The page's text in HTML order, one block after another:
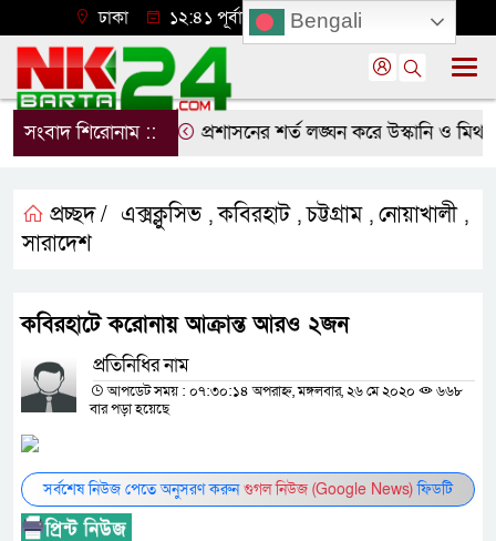
ঢাকা ১২:৪১ পূর্বাহ্ন, শুক্রবার, ০৭ অগাস্ট ২০২৬
সংবাদ শিরোনাম ::
ছাত্রদলের বিক্ষোভ প্রশাসনের শর্ত লঙ্ঘন করে উস্কানি ও
প্রচ্ছদ / এক্সক্লুসিভ ,কবিরহাট ,চট্টগ্রাম , নোয়াখালী ,
সারাদেশ
কবিরহাটে করোনায় আক্রান্ত আরও ২জন
প্রতিনিধির নাম
আপডেট সময় : ০৭:৩০:১৪ অপরাহ্ন, মঙ্গলবার, ২৬ মে ২০২০
৬৬৮
বার পড়া হয়েছে
সর্বশেষ নিউজ পেতে অনুসরণ করুনগুগল নিউজ (Google News)ফিডটি
Bengali